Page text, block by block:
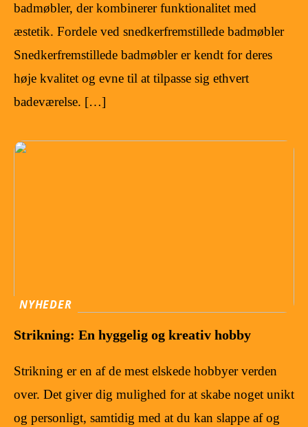
badmøbler, der kombinerer funktionalitet med
æstetik. Fordele ved snedkerfremstillede badmøbler
Snedkerfremstillede badmøbler er kendt for deres
høje kvalitet og evne til at tilpasse sig ethvert
badeværelse. […]
NYHEDER
Strikning: En hyggelig og kreativ hobby
Strikning er en af de mest elskede hobbyer verden
over. Det giver dig mulighed for at skabe noget unikt
og personligt, samtidig med at du kan slappe af og